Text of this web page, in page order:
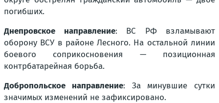
погибших.
Днепровское направление: ВС РФ взламывают
оборону ВСУ в районе Лесного. На остальной линии
боевого соприкосновения — позиционная
контрбатарейная борьба.
Добропольское направление: За минувшие сутки
значимых изменений не зафиксировано.